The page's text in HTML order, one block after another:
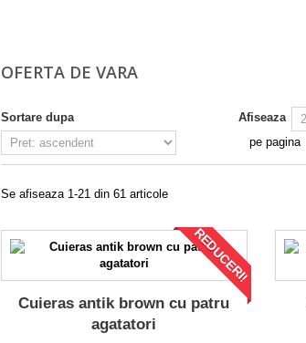
OFERTA DE VARA
Sortare dupa
Afiseaza
pe pagina
Se afiseaza 1-21 din 61 articole
REDUCERI!
Cuieras antik brown cu patru
agatatori